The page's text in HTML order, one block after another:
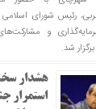
رئیس شورای
و
شد.
هشدار
استمرار